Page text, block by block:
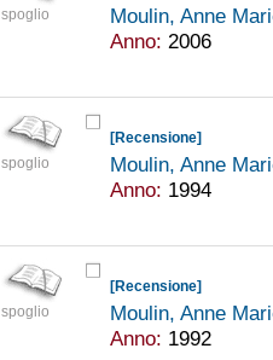
spoglio
Moulin, Anne
Anno: 2006
spoglio
[Recensione]
Moulin, Anne
Anno: 1994
spoglio
[Recensione]
Moulin, Anne
Anno: 1992